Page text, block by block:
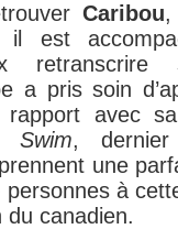
Caribou,
est
retranscrire
a pris soin
avec
Swim, dernier
une
à
canadien.